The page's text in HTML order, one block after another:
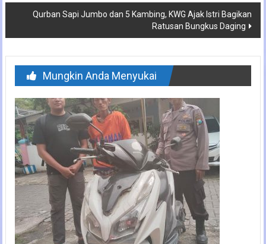
Qurban Sapi Jumbo dan 5 Kambing, KWG Ajak Istri Bagikan
Ratusan Bungkus Daging
Mungkin Anda Menyukai